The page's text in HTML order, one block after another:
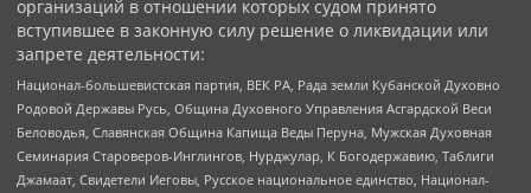
организаций в отношении которых судом принято
вступившее в законную силу решение о ликвидации или
запрете деятельности:
Национал-большевистская партия, ВЕК РА, Рада земли Кубанской Духовно
Родовой Державы Русь, Община Духовного Управления Асгардской Веси
Беловодья, Славянская Община Капища Веды Перуна, Мужская Духовная
Семинария Староверов-Инглингов, Нурджулар, К Богодержавию, Таблиги
Джамаат, Свидетели Иеговы, Русское национальное единство, Национал-